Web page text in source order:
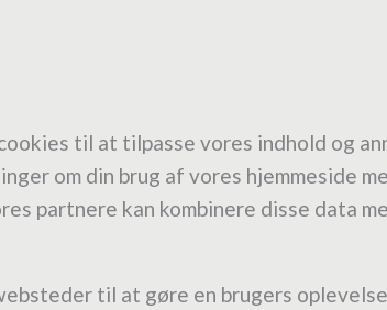
til at tilpasse vores indhold og
om din brug af vores hjemmeside
partnere kan kombinere disse data
til at gøre en brugers